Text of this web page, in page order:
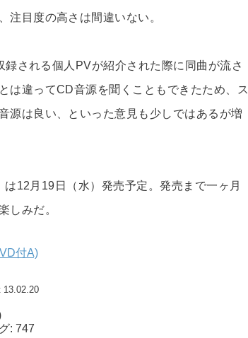
注目度の高さは間違いない。
される個人PVが紹介された際に同曲が流さ
は違ってCD音源を聞くこともできたため、ス
源は良い、といった意見も少しではあるが増
12月19日（水）発売予定。発売まで一ヶ月
しみだ。
付A)
13.02.20
: 747